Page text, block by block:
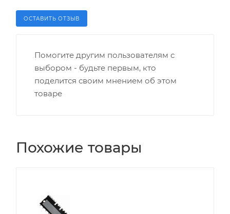
ОСТАВИТЬ ОТЗЫВ
Помогите другим пользователям с
выбором - будьте первым, кто
поделится своим мнением об этом
товаре
Похожие товары